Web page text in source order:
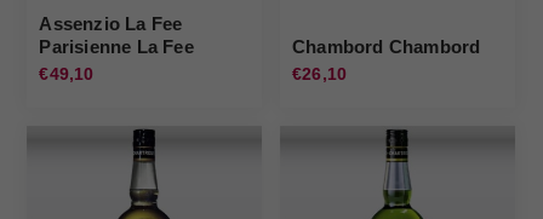
Assenzio La Fee
Parisienne La Fee
Parisienne
€49,10
Chambord Chambord
€26,10